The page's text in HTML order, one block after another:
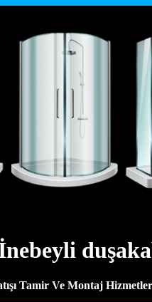
Tamir Ve Montaj